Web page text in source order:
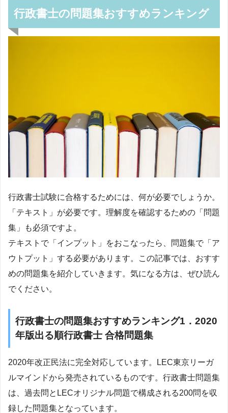
行政書士の問題集おすすめランキング
行政書士試験に合格するためには、何が必要でしょうか。
「テキスト」が必要です。理解度を確認するための「問題
集」も必須ですよ。
テキストで「インプット」をおこなったら、問題集で「ア
ウトプット」する必要があります。この記事では、おすす
めの問題集を紹介していきます。気になる方は、ぜひ読ん
でください。
行政書士の問題集おすすめランキング1．2020
年版出る順行政書士 合格問題集
2020年改正民法に完全対応しています。LEC東京リーガ
ルマインドから発売されているものです。行政書士問題集
は、過去問とLECオリジナル問題で構成される200問を収
録した問題集となっています。